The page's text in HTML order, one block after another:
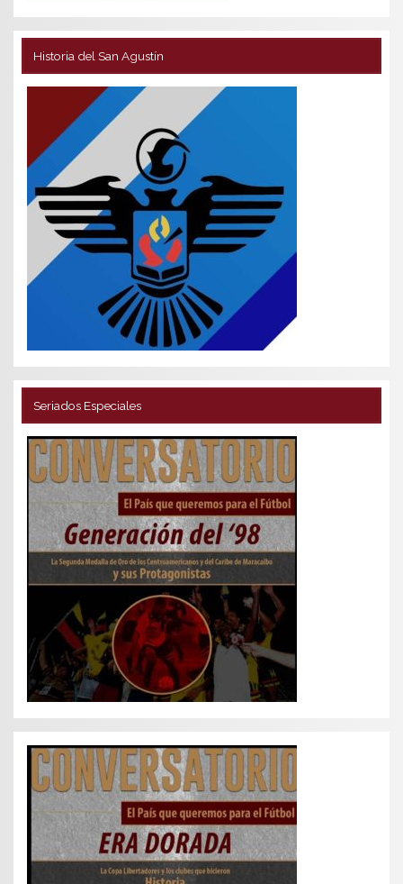
Historia del San Agustín
Seriados Especiales